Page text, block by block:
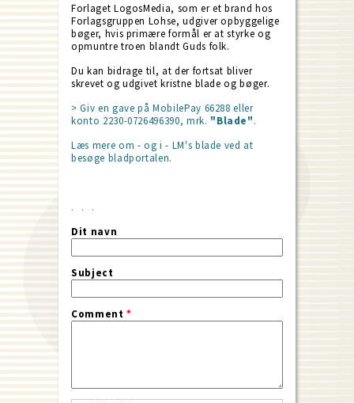
Forlaget LogosMedia, som er et brand hos
Forlagsgruppen Lohse, udgiver opbyggelige
bøger, hvis primære formål er at styrke og
opmuntre troen blandt Guds folk.
Du kan bidrage til, at der fortsat bliver
skrevet og udgivet kristne blade og bøger.
> Giv en gave på MobilePay 66288 eller
konto 2230-0726496390, mrk. "Blade".
Læs mere om - og i - LM's blade ved at
besøge bladportalen.
Dit navn
Subject
Comment*